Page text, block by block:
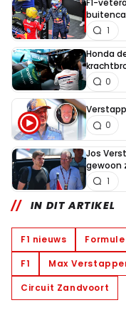
1
Honda
0
0
Jos
gewoon
1
IN DIT ARTIKEL
F1 nieuws Formule
F1
Max
Circuit Zandvoort